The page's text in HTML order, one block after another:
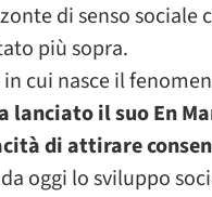
di senso
più sopra.
cui nasce il
lanciato il suo En
di attirare
oggi lo sviluppo